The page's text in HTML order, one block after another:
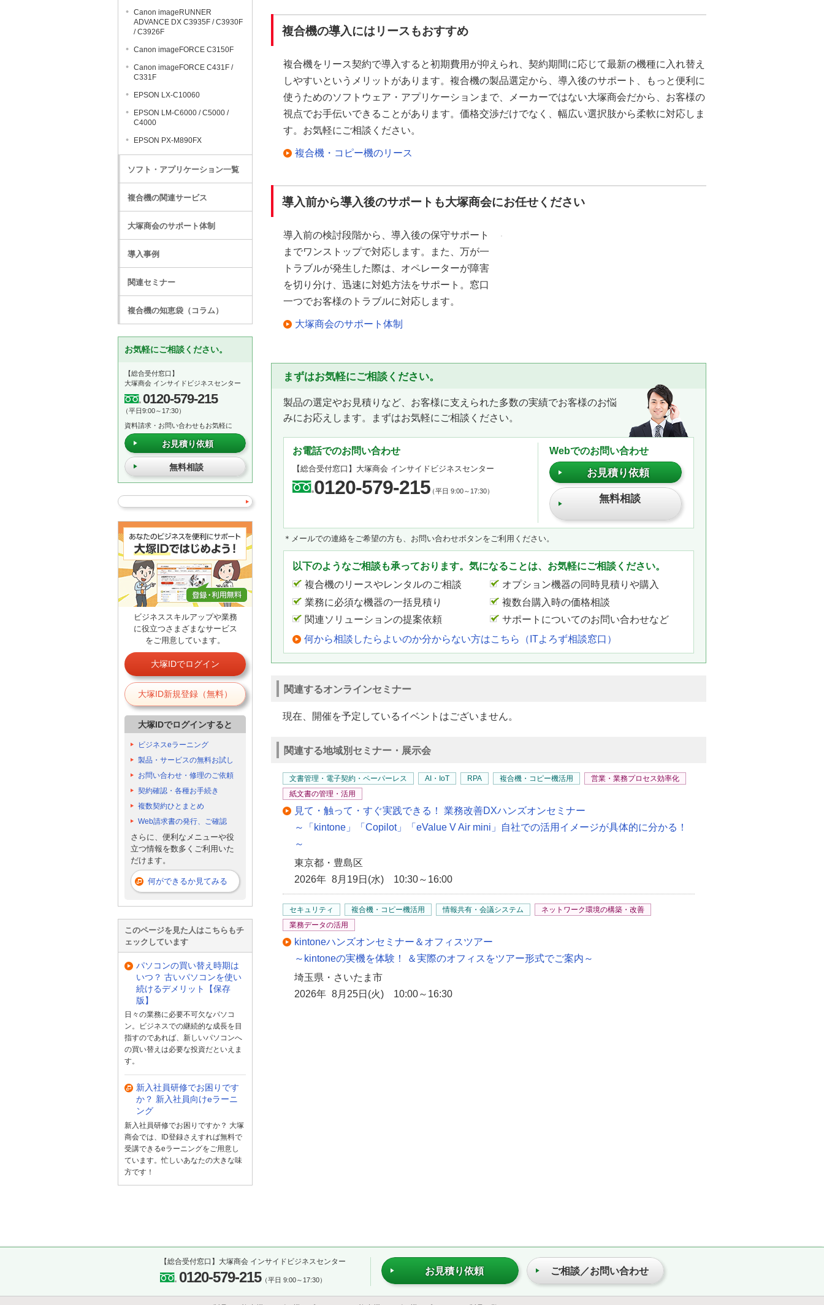
複合機の導入にはリースもおすすめ
複合機をリース契約で導入すると初期費用が抑えられ、契約期間に応じて最新の機種に入れ替え
しやすいというメリットがあります。複合機の製品選定から、導入後のサポート、もっと便利に
使うためのソフトウェア・アプリケーションまで、メーカーではない大塚商会だから、お客様の
視点でお手伝いできることがあります。価格交渉だけでなく、幅広い選択肢から柔軟に対応しま
す。お気軽にご相談ください。
複合機・コピー機のリース
導入前から導入後のサポートも大塚商会にお任せください
導入前の検討段階から、導入後の保守サポート
までワンストップで対応します。また、万が一
トラブルが発生した際は、オペレーターが障害
を切り分け、迅速に対処方法をサポート。窓口
一つでお客様のトラブルに対応します。
大塚商会のサポート体制
まずはお気軽にご相談ください。
製品の選定やお見積りなど、お客様に支えられた多数の実績でお客様のお悩
みにお応えします。まずはお気軽にご相談ください。
お電話でのお問い合わせ
【総合受付窓口】 大塚商会 インサイドビジネスセンター
0120-579-215（平日 9:00～17:30）
Webでのお問い合わせ
お見積り依頼
無料相談
＊メールでの連絡をご希望の方も、お問い合わせボタンをご利用ください。
以下のようなご相談も承っております。気になることは、お気軽にご相談ください。
複合機のリースやレンタルのご相談
オプション機器の同時見積りや購入
業務に必須な機器の一括見積り
複数台購入時の価格相談
関連ソリューションの提案依頼
サポートについてのお問い合わせなど
何から相談したらよいのか分からない方はこちら（ITよろず相談窓口）
関連するオンラインセミナー
現在、開催を予定しているイベントはございません。
関連する地域別セミナー・展示会
文書管理・電子契約・ペーパーレス AI・IoT RPA 複合機・コピー機活用
営業・業務プロセス効率化
紙文書の管理・活用
見て・触って・すぐ実践できる！ 業務改善DXハンズオンセミナー
～「kintone」「Copilot」「eValue V Air mini」自社での活用イメージが具体的に分かる！
～
東京都・豊島区
2026年 8月19日(水) 10:30～16:00
セキュリティ 複合機・コピー機活用 情報共有・会議システム
ネットワーク環境の構築・改善
業務データの活用
kintoneハンズオンセミナー＆オフィスツアー
～kintoneの実機を体験！ ＆実際のオフィスをツアー形式でご案内～
埼玉県・さいたま市
2026年 8月25日(火) 10:00～16:30
Canon imageRUNNER
ADVANCE DX C3935F / C3930F
/ C3926F
Canon imageFORCE C3150F
Canon imageFORCE C431F /
C331F
EPSON LX-C10060
EPSON LM-C6000 / C5000 /
C4000
EPSON PX-M890FX
ソフト・アプリケーション一覧
複合機の関連サービス
大塚商会のサポート体制
導入事例
関連セミナー
複合機の知恵袋（コラム）
お気軽にご相談ください。
【総合受付窓口】
大塚商会 インサイドビジネスセンター
0120-579-215
（平日9:00～17:30）
資料請求・お問い合わせもお気軽に
お見積り依頼
無料相談
ビジネススキルアップや業務
に役立つさまざまなサービス
をご用意しています。
大塚IDでログイン
大塚ID新規登録（無料）
大塚IDでログインすると
ビジネスeラーニング
製品・サービスの無料お試し
お問い合わせ・修理のご依頼
契約確認・各種お手続き
複数契約ひとまとめ
Web請求書の発行、ご確認
さらに、便利なメニューや役
立つ情報を数多くご利用いた
だけます。
何ができるか見てみる
このページを見た人はこちらもチ
ェックしています
パソコンの買い替え時期は
いつ？ 古いパソコンを使い
続けるデメリット【保存
版】
日々の業務に必要不可欠なパソコ
ン。ビジネスでの継続的な成長を目
指すのであれば、新しいパソコンへ
の買い替えは必要な投資だといえま
す。
新入社員研修でお困りです
か？ 新入社員向けeラーニ
ング
新入社員研修でお困りですか？ 大塚
商会では、ID登録さえすれば無料で
受講できるeラーニングをご用意し
ています。忙しいあなたの大きな味
方です！
【総合受付窓口】大塚商会 インサイドビジネスセンター
0120-579-215（平日 9:00～17:30）
お見積り依頼 ご相談／お問い合わせ